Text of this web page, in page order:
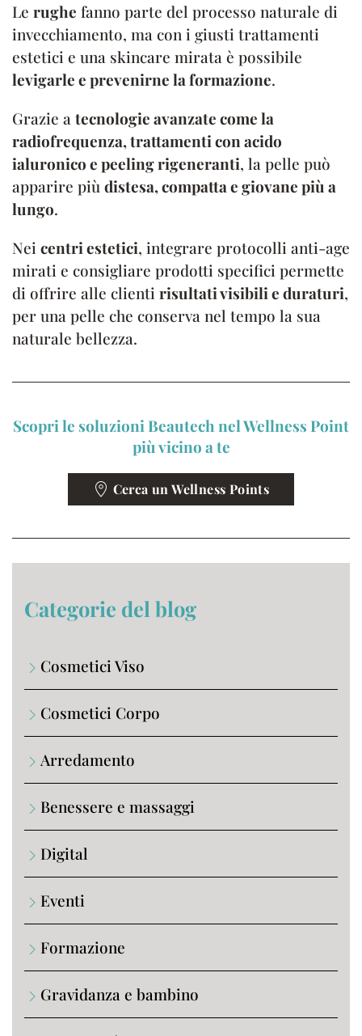
Le rughe fanno parte del processo naturale di
invecchiamento, ma con i giusti trattamenti
estetici e una skincare mirata è possibile
levigarle e prevenirne la formazione.
Grazie a tecnologie avanzate come la
radiofrequenza, trattamenti con acido
ialuronico e peeling rigeneranti, la pelle può
apparire più distesa, compatta e giovane più a
lungo.
Nei centri estetici, integrare protocolli anti-age
mirati e consigliare prodotti specifici permette
di offrire alle clienti risultati visibili e duraturi,
per una pelle che conserva nel tempo la sua
naturale bellezza.
Scopri le soluzioni Beautech nel Wellness Point
più vicino a te
Cerca un Wellness Points
Categorie del blog
Cosmetici Viso
Cosmetici Corpo
Arredamento
Benessere e massaggi
Digital
Eventi
Formazione
Gravidanza e bambino